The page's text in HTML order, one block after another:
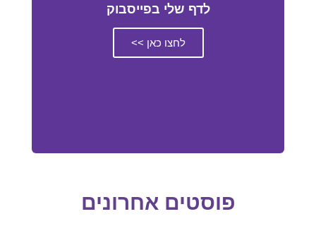
לדף שלי בפייסבוק
לחצו כאן >>
פוסטים אחרונים